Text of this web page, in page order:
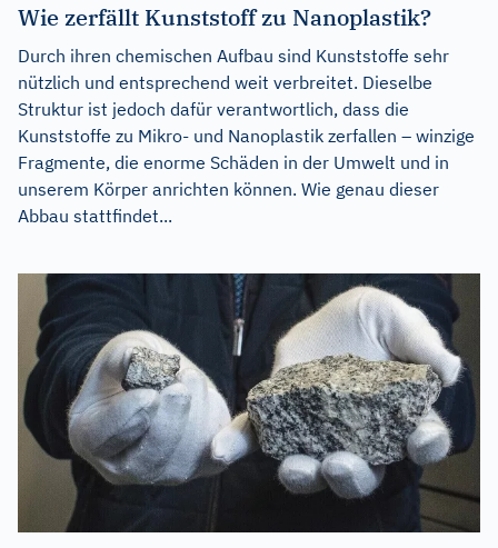
Wie zerfällt Kunststoff zu Nanoplastik?
Durch ihren chemischen Aufbau sind Kunststoffe sehr
nützlich und entsprechend weit verbreitet. Dieselbe
Struktur ist jedoch dafür verantwortlich, dass die
Kunststoffe zu Mikro- und Nanoplastik zerfallen – winzige
Fragmente, die enorme Schäden in der Umwelt und in
unserem Körper anrichten können. Wie genau dieser
Abbau stattfindet...